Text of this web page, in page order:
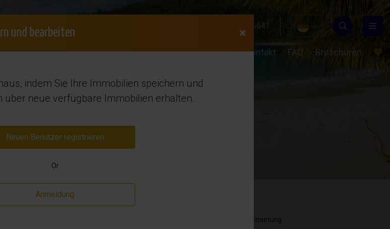
Kostenlose Beratung +31(0)649855641
verkaufen? Vermietung Regionen Über uns Kontakt FAQ Broschüren
Vermietung
und bearbeiten ×
indem Sie Ihre Immobilien speichern und
über neue verfügbare Immobilien erhalten.
Neuen Benutzer registrieren
Or
Anmeldung